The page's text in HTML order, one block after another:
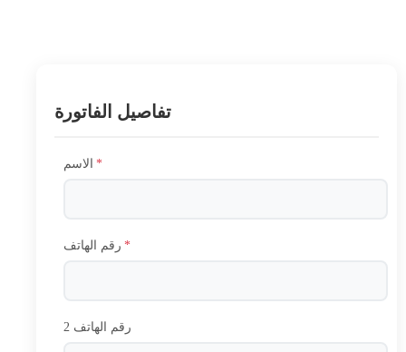
تفاصيل الفاتورة
الاسم *
رقم الهاتف *
رقم الهاتف 2